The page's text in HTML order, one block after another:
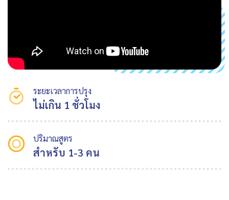
ระยะเวลาการปรุง
ไม่เกิน 1 ชั่วโมง
ปริมาณสูตร
สำหรับ 1-3 คน